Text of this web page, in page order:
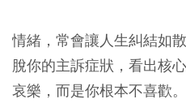
情緒，常會讓人生糾結如
脫你的主訴症狀，看出核
哀樂，而是你根本不喜歡。